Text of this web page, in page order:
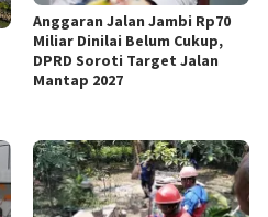
Anggaran Jalan Jambi Rp70
Miliar Dinilai Belum Cukup,
DPRD Soroti Target Jalan
Mantap 2027